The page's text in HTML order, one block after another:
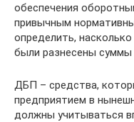
обеспечения
привычным
определить,
были разнесены
ДБП – средства,
предприятием в
должны учитываться